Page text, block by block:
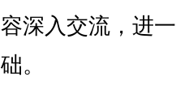
深入交流，进
。